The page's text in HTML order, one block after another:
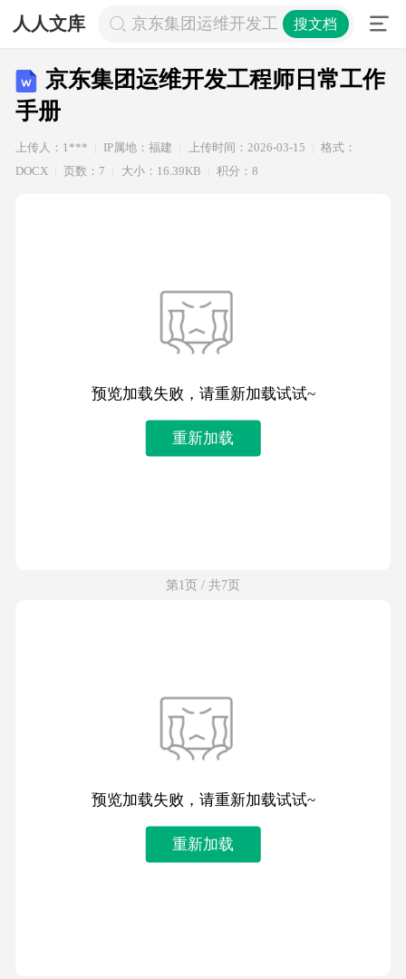
人人文库 京东集团运维开发工程师日常工作手
搜文档
京东集团运维开发工程师日常工作
手册
上传人：1*** IP属地：福建 上传时间：2026-03-15
格式：
DOCX
页数：7 大小：16.39KB 积分：8
预览加载失败，请重新加载试试~
重新加载
第1页 / 共7页
预览加载失败，请重新加载试试~
重新加载